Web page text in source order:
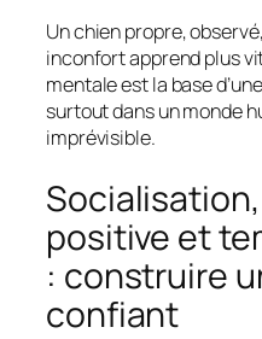
Un chien propre,
inconfort apprend plus
mentale est la base
surtout dans un monde
imprévisible.
positive et
: construire
confiant